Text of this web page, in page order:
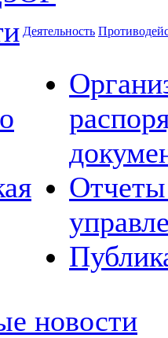
Деятельность
Отчеты
новости